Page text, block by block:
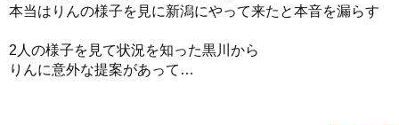
本当はりんの様子を見に新潟にやって来たと本音を漏らす
2人の様子を見て状況を知った黒川から
りんに意外な提案があって…